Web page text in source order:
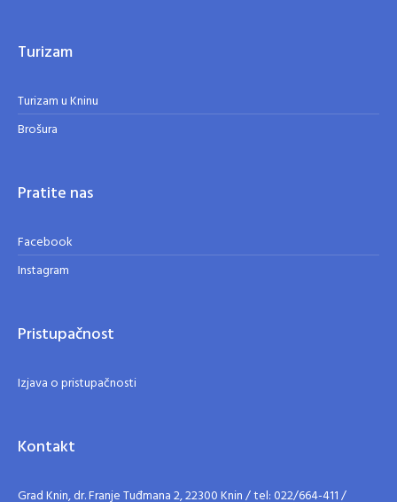
Turizam
Turizam u Kninu
Brošura
Pratite nas
Facebook
Instagram
Pristupačnost
Izjava o pristupačnosti
Kontakt
Grad Knin, dr. Franje Tuđmana 2, 22300 Knin / tel: 022/664-411 /